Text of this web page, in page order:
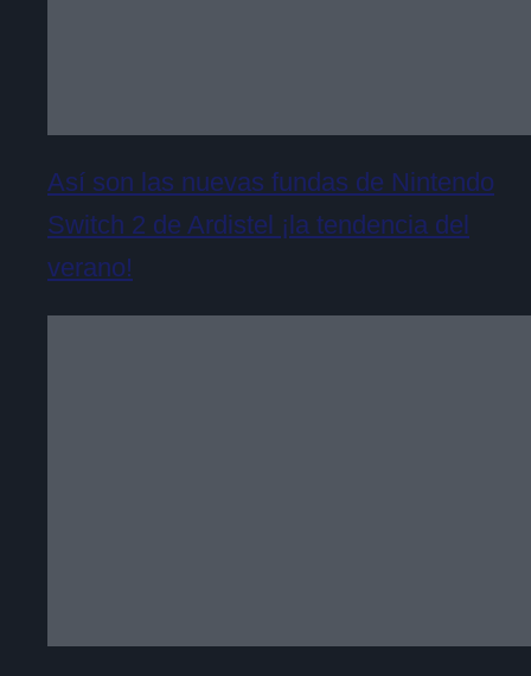
Así son las nuevas fundas de Nintendo
Switch 2 de Ardistel ¡la tendencia del
verano!